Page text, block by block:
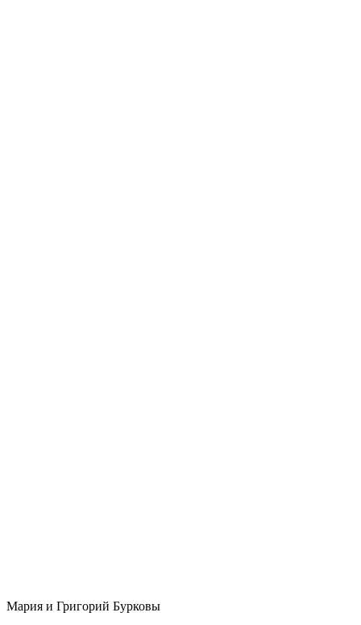
Мария и Григорий Бурковы